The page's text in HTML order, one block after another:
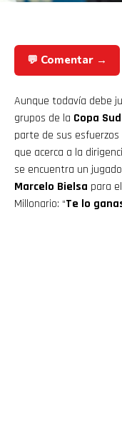
💬 Comentar →
Aunque todavía debe
grupos de la Copa
parte de sus esfuerzos
que acerca a la
se encuentra un
Marcelo Bielsa para el
Millonario: “Te lo